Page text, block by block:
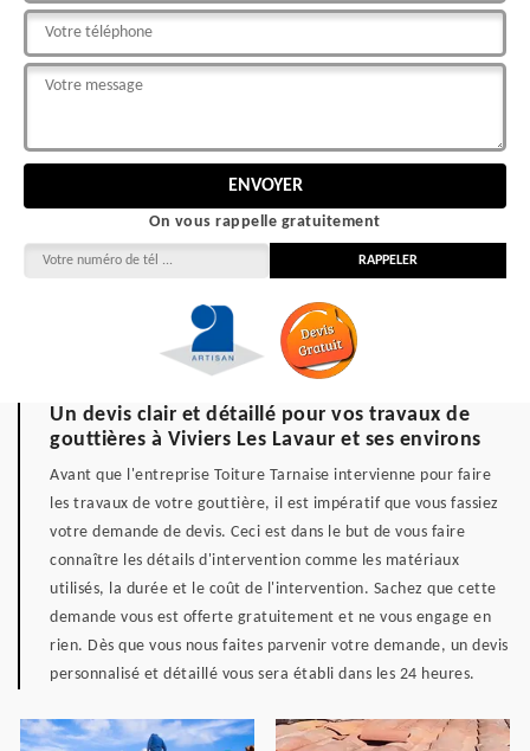
On vous rappelle gratuitement
Un devis clair et détaillé pour vos travaux de
gouttières à Viviers Les Lavaur et ses environs
Avant que l'entreprise Toiture Tarnaise intervienne pour faire
les travaux de votre gouttière, il est impératif que vous fassiez
votre demande de devis. Ceci est dans le but de vous faire
connaître les détails d'intervention comme les matériaux
utilisés, la durée et le coût de l'intervention. Sachez que cette
demande vous est offerte gratuitement et ne vous engage en
rien. Dès que vous nous faites parvenir votre demande, un devis
personnalisé et détaillé vous sera établi dans les 24 heures.